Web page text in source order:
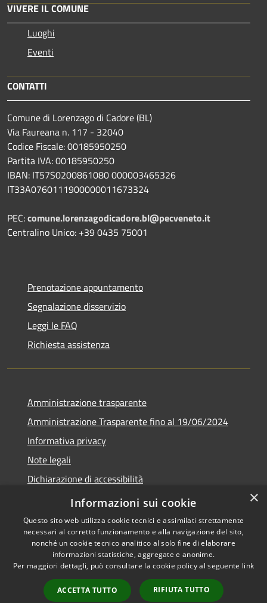
VIVERE IL COMUNE
Luoghi
Eventi
CONTATTI
Comune di Lorenzago di Cadore (BL)
Via Faureana n. 117 - 32040
Codice Fiscale: 00185950250
Partita IVA: 00185950250
IBAN: IT57S0200861080 000003465326
IT33A0760111900000011673324
PEC:comune.lorenzagodicadore.bl@pecveneto.it
Centralino Unico: +39 0435 75001
Prenotazione appuntamento
Segnalazione disservizio
Leggi le FAQ
Richiesta assistenza
Amministrazione trasparente
Amministrazione Trasparente fino al 19/06/2024
Informativa privacy
Note legali
Dichiarazione di accessibilità
Meccanismo di feedback
Accessibilità
Copyright © 2026 • Comune di
Lorenzago di Cadore • Powered
byMunicipium
Accesso
×
Informazioni sui cookie
Questo sito web utilizza cookie tecnici e assimilati strettamente
necessari al corretto funzionamento e alla navigazione del sito,
nonché un cookie tecnico analitico al solo fine di elaborare
informazioni statistiche, aggregate e anonime.
Per maggiori dettagli, può consultare la cookie policy al seguente link
ACCETTA TUTTO RIFIUTA TUTTO